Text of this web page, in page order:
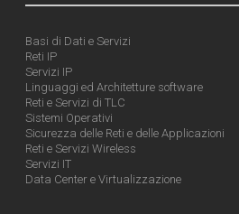
Basi di Dati e Servizi
Reti IP
Servizi IP
Linguaggi ed Architetture software
Reti e Servizi di TLC
Sistemi Operativi
Sicurezza delle Reti e delle Applicazioni
Reti e Servizi Wireless
Servizi IT
Data Center e Virtualizzazione